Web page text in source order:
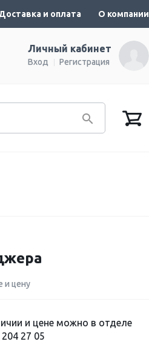
и оплата О компании
Личный кабинет
Вход Регистрация
и цену
и цене можно в отделе
27 05